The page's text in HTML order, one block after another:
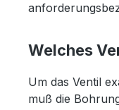
Welches
Um das Ventil
muß die